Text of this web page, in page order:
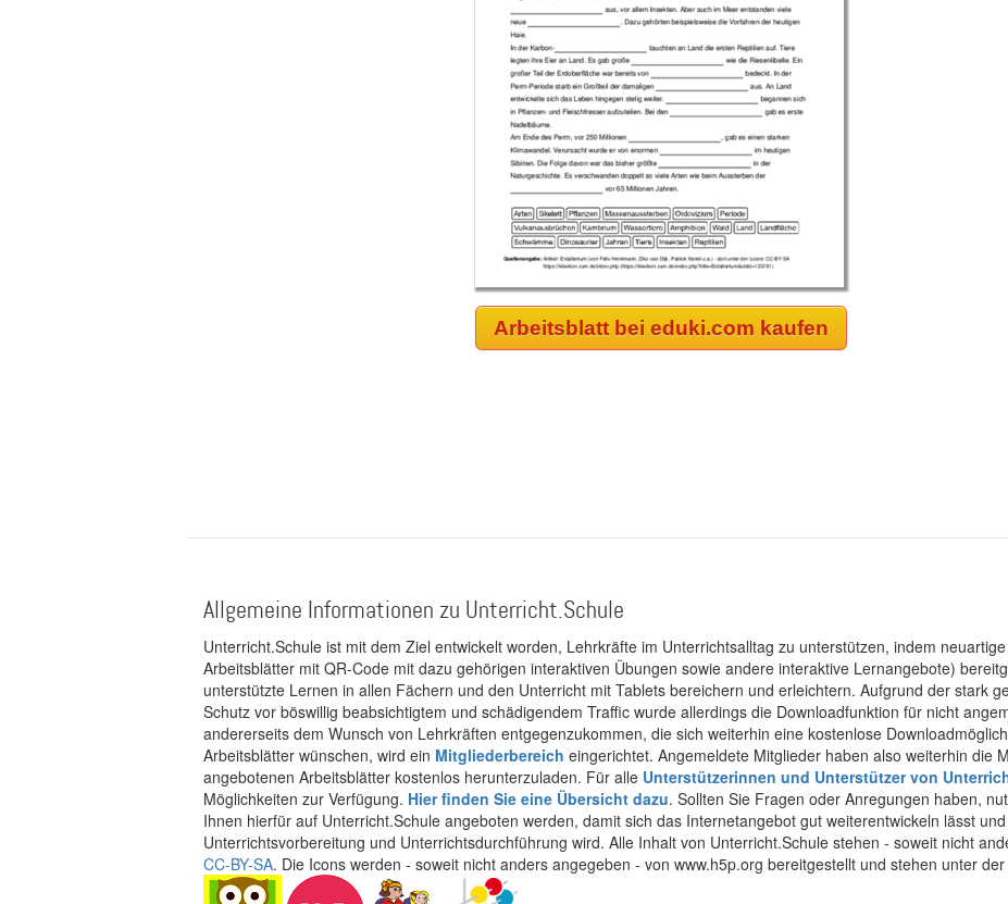
Arbeitsblatt bei eduki.com kaufen
Allgemeine Informationen zu Unterricht.Schule
Unterricht.Schule ist mit dem Ziel entwickelt worden, Lehrkräfte im Unterrichtsalltag zu unterstützen, indem
Arbeitsblätter mit QR-Code mit dazu gehörigen interaktiven Übungen sowie andere interaktive Lernangebote)
unterstützte Lernen in allen Fächern und den Unterricht mit Tablets bereichern und erleichtern. Aufgrund der stark
Schutz vor böswillig beabsichtigtem und schädigendem Traffic wurde allerdings die Downloadfunktion für nicht
andererseits dem Wunsch von Lehrkräften entgegenzukommen, die sich weiterhin eine kostenlose
Arbeitsblätter wünschen, wird ein Mitgliederbereich eingerichtet. Angemeldete Mitglieder haben also weiterhin die
angebotenen Arbeitsblätter kostenlos herunterzuladen. Für alle Unterstützerinnen und Unterstützer von
Möglichkeiten zur Verfügung. Hier finden Sie eine Übersicht dazu. Sollten Sie Fragen oder Anregungen haben,
Ihnen hierfür auf Unterricht.Schule angeboten werden, damit sich das Internetangebot gut weiterentwickeln lässt
Unterrichtsvorbereitung und Unterrichtsdurchführung wird. Alle Inhalt von Unterricht.Schule stehen - soweit nicht
CC-BY-SA. Die Icons werden - soweit nicht anders angegeben - von www.h5p.org bereitgestellt und stehen unter